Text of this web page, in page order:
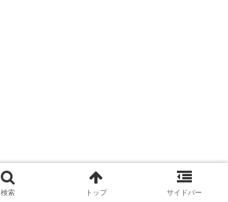
検索 トップ サイドバー